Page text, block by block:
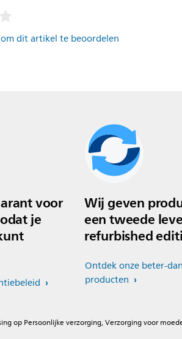
dit artikel te beoordelen
voor
je
Wij geven
een tweede
refurbished
Ontdek onze beter-
producten
op Persoonlijke verzorging, Verzorging voor